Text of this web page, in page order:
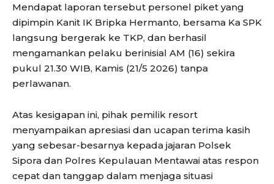
Mendapat laporan tersebut personel piket yang
dipimpin Kanit IK Bripka Hermanto, bersama Ka SPK
langsung bergerak ke TKP, dan berhasil
mengamankan pelaku berinisial AM (16) sekira
pukul 21.30 WIB, Kamis (21/5 2026) tanpa
perlawanan.
Atas kesigapan ini, pihak pemilik resort
menyampaikan apresiasi dan ucapan terima kasih
yang sebesar-besarnya kepada jajaran Polsek
Sipora dan Polres Kepulauan Mentawai atas respon
cepat dan tanggap dalam menjaga situasi